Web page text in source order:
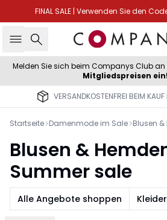
FINAL SALE | Verwenden Sie den
Suche
Melden Sie sich beim Companys Club
Mitgliedspreisen ein!
VERSANDKOSTENFREI BEIM
Startseite Damenmode im Sale Blusen
Blusen &
Summer sale
Alle Angebote shoppen Kleider